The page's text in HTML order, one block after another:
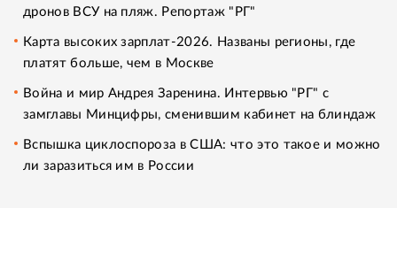
дронов ВСУ на пляж. Репортаж "РГ"
Карта высоких зарплат-2026. Названы регионы, где
платят больше, чем в Москве
Война и мир Андрея Заренина. Интервью "РГ" с
замглавы Минцифры, сменившим кабинет на блиндаж
Вспышка циклоспороза в США: что это такое и можно
ли заразиться им в России